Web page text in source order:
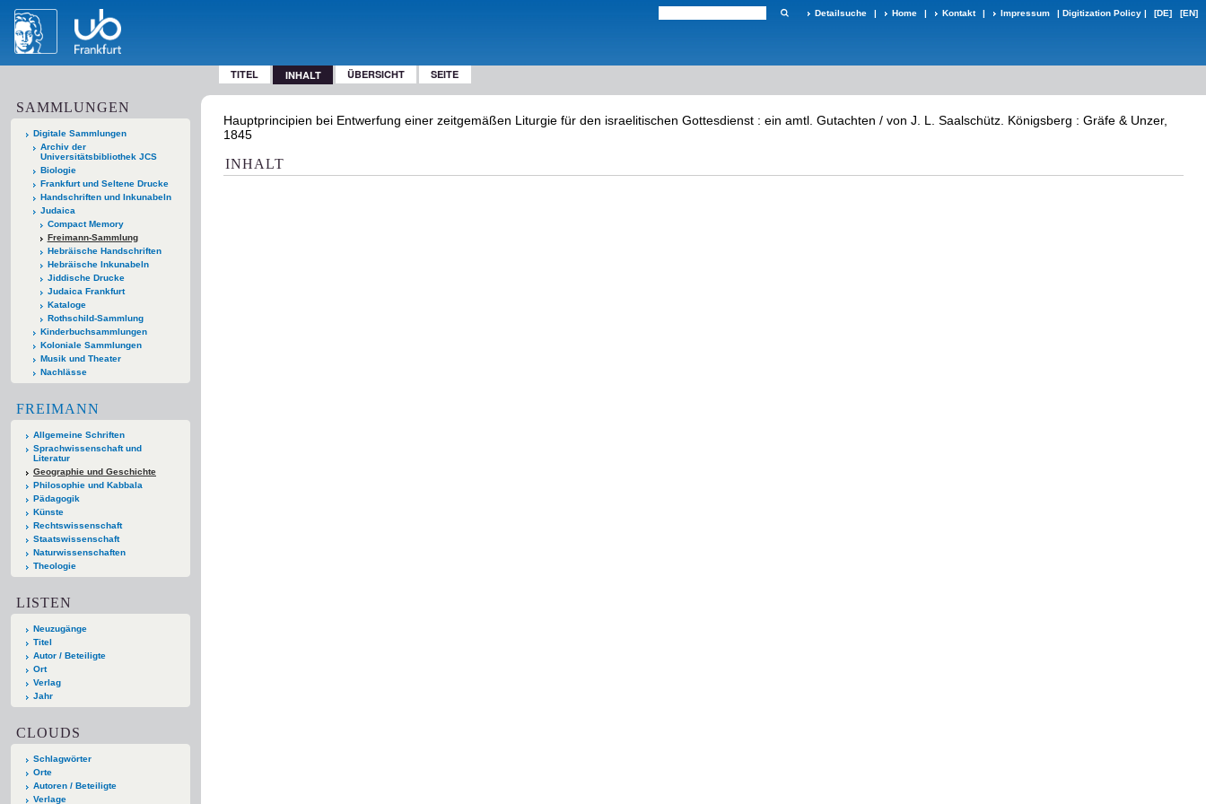
Detailsuche | Home | Kontakt | Impressum | Digitization Policy | [DE] [EN]
TITEL INHALT ÜBERSICHT SEITE
SAMMLUNGEN
Digitale Sammlungen
Archiv der
Universitätsbibliothek JCS
Biologie
Frankfurt und Seltene Drucke
Handschriften und Inkunabeln
Judaica
Compact Memory
Freimann-Sammlung
Hebräische Handschriften
Hebräische Inkunabeln
Jiddische Drucke
Judaica Frankfurt
Kataloge
Rothschild-Sammlung
Kinderbuchsammlungen
Koloniale Sammlungen
Musik und Theater
Nachlässe
FREIMANN
Allgemeine Schriften
Sprachwissenschaft und
Literatur
Geographie und Geschichte
Philosophie und Kabbala
Pädagogik
Künste
Rechtswissenschaft
Staatswissenschaft
Naturwissenschaften
Theologie
LISTEN
Neuzugänge
Titel
Autor / Beteiligte
Ort
Verlag
Jahr
CLOUDS
Schlagwörter
Orte
Autoren / Beteiligte
Verlage
Hauptprincipien bei Entwerfung einer zeitgemäßen Liturgie für den israelitischen Gottesdienst : ein amtl. Gutachten / von J. L. Saalschütz. Königsberg : Gräfe & Unzer,
1845
INHALT